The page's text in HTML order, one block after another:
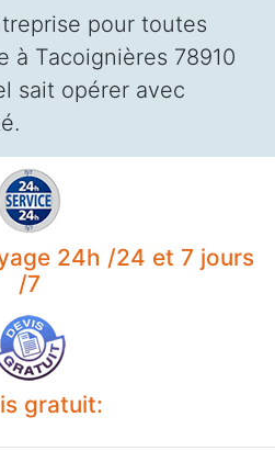
pour toutes
à Tacoignières 78910
sait opérer avec
24h /24 et 7 jours
/7
gratuit: